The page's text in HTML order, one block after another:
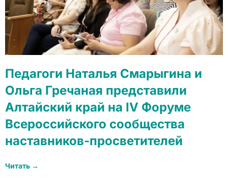
Педагоги Наталья Смарыгина и
Ольга Гречаная представили
Алтайский край на IV Форуме
Всероссийского сообщества
наставников-просветителей
Читать →